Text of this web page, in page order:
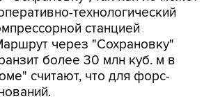
технологический
станцией
через "Сохрановку"
более 30 млн куб. м в
считают, что для форс-